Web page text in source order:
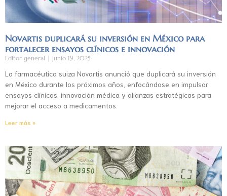
Novartis duplicará su inversión en México para
fortalecer ensayos clínicos e innovación
Editor general junio 19, 2025
La farmacéutica suiza Novartis anunció que duplicará su inversión
en México durante los próximos años, enfocándose en impulsar
ensayos clínicos, innovación médica y alianzas estratégicas para
mejorar el acceso a medicamentos.
Leer más »